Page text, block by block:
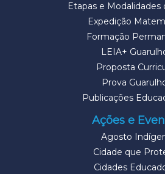
Etapas e Modalidades
Expedição
Formação
LEIA+
Proposta
Prova
Publicações
Ações e
Agosto
Cidade que
Cidades